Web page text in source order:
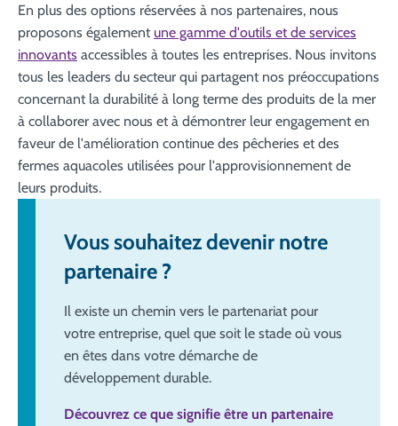
En plus des options réservées à nos partenaires, nous
proposons également une gamme d'outils et de services
innovants accessibles à toutes les entreprises. Nous invitons
tous les leaders du secteur qui partagent nos préoccupations
concernant la durabilité à long terme des produits de la mer
à collaborer avec nous et à démontrer leur engagement en
faveur de l'amélioration continue des pêcheries et des
fermes aquacoles utilisées pour l'approvisionnement de
leurs produits.
Vous souhaitez devenir notre
partenaire ?
Il existe un chemin vers le partenariat pour
votre entreprise, quel que soit le stade où vous
en êtes dans votre démarche de
développement durable.
Découvrez ce que signifie être un partenaire